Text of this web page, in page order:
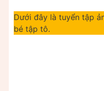
Dưới đây là tuyển tập
bé tập tô.